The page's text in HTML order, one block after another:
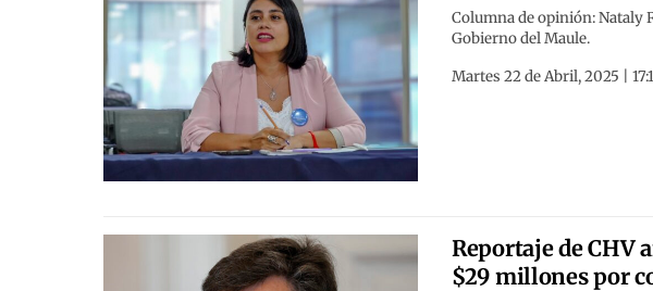
Columna de opinión: Nataly
Gobierno del Maule.
Martes 22 de Abril, 2025 |
Reportaje de CHV
$29 millones por